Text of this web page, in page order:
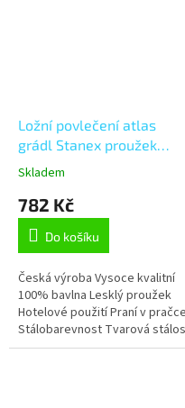
Ložní povlečení atlas
grádl Stanex proužek
4mm bílý (LS418), bílá 140
Skladem
782 Kč
Do košíku
Česká výroba Vysoce kvalitní
100% bavlna Lesklý proužek
Hotelové použití Praní v pračce
Stálobarevnost Tvarová
Možnost úpravy na míru